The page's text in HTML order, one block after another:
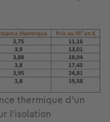
thermique d'un
l'isolation